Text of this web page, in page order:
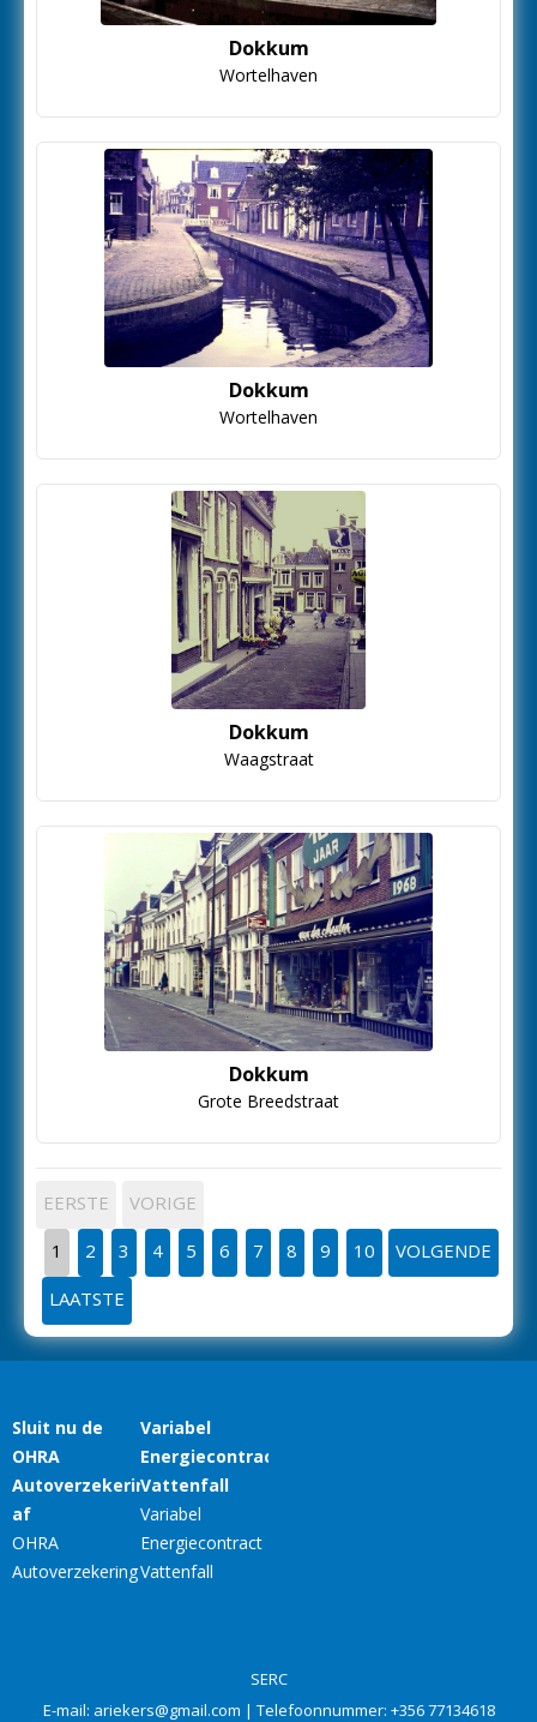
Dokkum
Wortelhaven
Dokkum
Wortelhaven
Dokkum
Waagstraat
Dokkum
Grote Breedstraat
EERSTE
VORIGE
1
2 3 4 5 6 7 8 9 10
VOLGENDE
LAATSTE
SERC
E-mail: ariekers@gmail.com | Telefoonnummer: +356 77134618